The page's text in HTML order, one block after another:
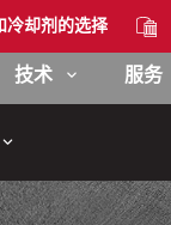
冷却剂的选择
技术 服务